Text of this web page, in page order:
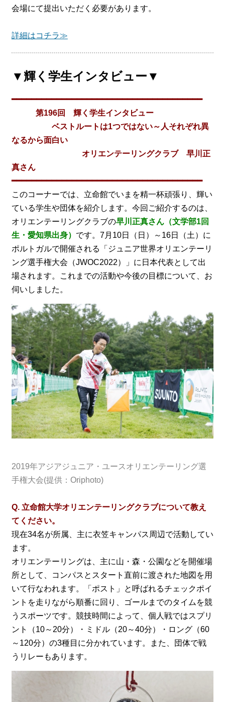
会場にて提出いただく必要があります。
詳細はコチラ≫
▼輝く学生インタビュー▼
━━━━━━━━━━━━━━━━━━━━━━━━━━━━━━━━━━━━━━
第196回 輝く学生インタビュー
ベストルートは1つではない～人それぞれ異
なるから面白い
オリエンテーリングクラブ 早川正
真さん
━━━━━━━━━━━━━━━━━━━━━━━━━━━━━━━━━━━━━━
このコーナーでは、立命館でいまを精一杯頑張り、輝い
ている学生や団体を紹介します。今回ご紹介するのは、
オリエンテーリングクラブの早川正真さん（文学部1回
生・愛知県出身） です。7月10日（日）～16日（土）に
ポルトガルで開催される「ジュニア世界オリエンテーリ
ング選手権大会（JWOC2022）」に日本代表として出
場されます。これまでの活動や今後の目標について、お
伺いしました。
2019年アジアジュニア・ユースオリエンテーリング選
手権大会(提供：Oriphoto)
Q. 立命館大学オリエンテーリングクラブについて教え
てください。
現在34名が所属、主に衣笠キャンパス周辺で活動してい
ます。
オリエンテーリングは、主に山・森・公園などを開催場
所として、コンパスとスタート直前に渡された地図を用
いて行なわれます。「ポスト」と呼ばれるチェックポイ
ントを走りながら順番に回り、ゴールまでのタイムを競
うスポーツです。競技時間によって、個人戦ではスプリ
ント（10～20分）・ミドル（20～40分）・ロング（60
～120分）の3種目に分かれています。また、団体で戦
うリレーもあります。